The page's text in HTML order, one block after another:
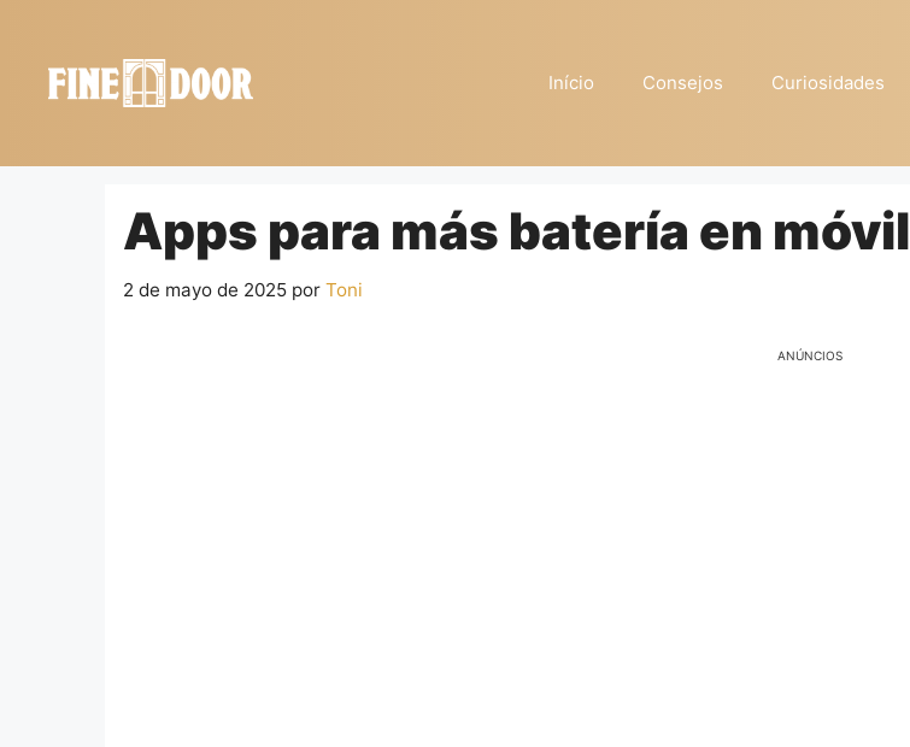
contenido
Início Consejos Curiosidades
Apps para más batería en móvil
2 de mayo de 2025 por Toni
ANÚNCIOS